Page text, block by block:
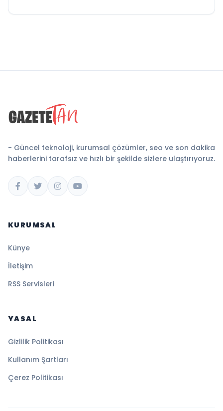
- Güncel teknoloji, kurumsal çözümler, seo ve son dakika
haberlerini tarafsız ve hızlı bir şekilde sizlere ulaştırıyoruz.
KURUMSAL
Künye
İletişim
RSS Servisleri
YASAL
Gizlilik Politikası
Kullanım Şartları
Çerez Politikası